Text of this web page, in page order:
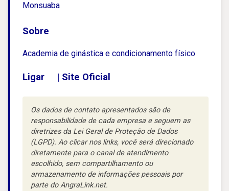
Monsuaba
Sobre
Academia de ginástica e condicionamento físico
Ligar | Site Oficial
Os dados de contato apresentados são de
responsabilidade de cada empresa e seguem as
diretrizes da Lei Geral de Proteção de Dados
(LGPD). Ao clicar nos links, você será direcionado
diretamente para o canal de atendimento
escolhido, sem compartilhamento ou
armazenamento de informações pessoais por
parte do AngraLink.net.